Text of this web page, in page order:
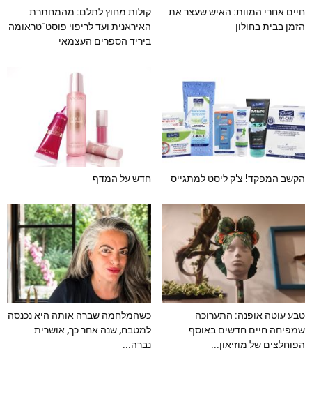
חיים אחרי המוות: האיש שעצר את
הזמן בבית בחולון
קולות מחוץ לתלם: מהמחתרת
האיראנית ועד לריפוי פוסט־טראומה
ביריד הספרים העצמאי
הקשב המפקד! צ'ק ליסט למתגייס חדש על המדף
טבע עוטה אופנה: התערוכה
שמפיחה חיים חדשים באוסף
הפוחלצים של מוזיאון...
כשהמלחמה שברה אותה היא נכנסה
למטבח, שנה אחר כך, אושרית
נברה...